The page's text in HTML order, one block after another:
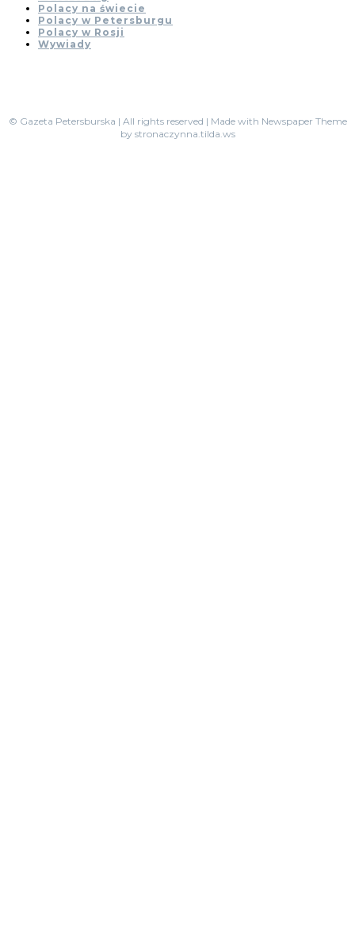
Polacy na świecie
Polacy w Petersburgu
Polacy w Rosji
Wywiady
© Gazeta Petersburska | All rights reserved | Made with Newspaper Theme
by stronaczynna.tilda.ws